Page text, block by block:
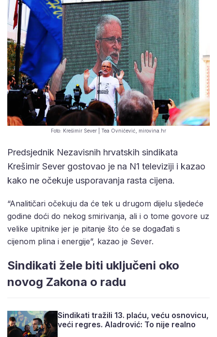
Foto: Krešimir Sever | Tea Ovničević, mirovina.hr
Predsjednik Nezavisnih hrvatskih sindikata
Krešimir Sever gostovao je na N1 televiziji i kazao
kako ne očekuje usporavanja rasta cijena.
“Analitičari očekuju da će tek u drugom dijelu sljedeće
godine doći do nekog smirivanja, ali i o tome govore uz
velike upitnike jer je pitanje što će se događati s
cijenom plina i energije”, kazao je Sever.
Sindikati žele biti uključeni oko
novog Zakona o radu
Sindikati tražili 13. plaću, veću osnovicu,
veći regres. Aladrović: To nije realno